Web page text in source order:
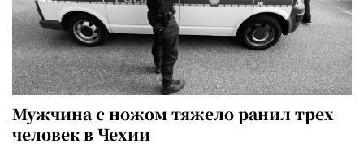
Мужчина с ножом тяжело ранил трех
человек в Чехии